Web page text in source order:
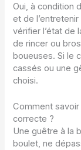
Oui, à condition
et de
vérifier l’état de
de rincer ou
boueuses. Si le
cassés ou une
choisi.
Comment
correcte ?
Une guêtre à la
boulet, ne